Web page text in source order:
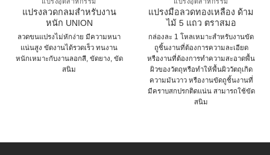
แปรงลวดกลมสำหรับงาน
หนัก UNION
ลวดขนแปรงไม่หักง่าย มีความหนา
แน่นสูง ขัดงานได้รวดเร็ว ทนงาน
หนักเหมาะกับงานลอกสี, ขัดยาง, ขัด
สนิม
แปรงมือลวดทองเหลือง ด้าม
ไม้ 5 แถว ตราสมอ
กล่องละ 1 โหลเหมาะสำหรับงานขัด
ถูชิ้นงานที่ต้องการความละเอียด
หรืองานที่ต้องการทำความสะอาดพื้น
ผิวของวัตถุหรือทำให้พื้นผิววัตถุเกิด
ความมันวาว หรืองานขัดถูชิ้นงานที่
มีคราบสกปรกติดแน่น สามารถใช้ขัด
สนิม